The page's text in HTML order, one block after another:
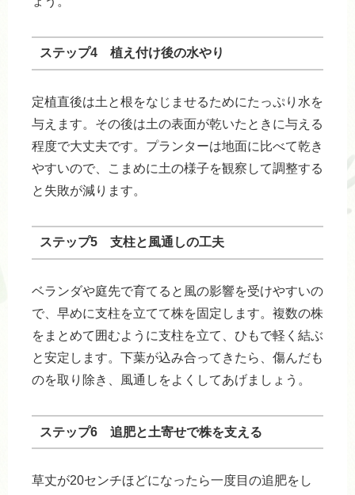
ステップ4 植え付け後の水やり
定植直後は土と根をなじませるためにたっぷり水を
与えます。その後は土の表面が乾いたときに与える
程度で大丈夫です。プランターは地面に比べて乾き
やすいので、こまめに土の様子を観察して調整する
と失敗が減ります。
ステップ5 支柱と風通しの工夫
ベランダや庭先で育てると風の影響を受けやすいの
で、早めに支柱を立てて株を固定します。複数の株
をまとめて囲むように支柱を立て、ひもで軽く結ぶ
と安定します。下葉が込み合ってきたら、傷んだも
のを取り除き、風通しをよくしてあげましょう。
ステップ6 追肥と土寄せで株を支える
草丈が20センチほどになったら一度目の追肥をし